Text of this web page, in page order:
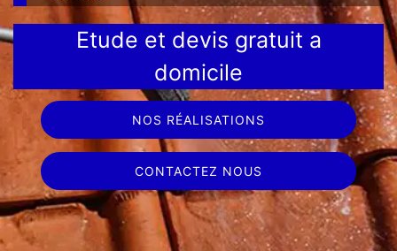
Etude et devis gratuit a
domicile
NOS RÉALISATIONS
CONTACTEZ NOUS